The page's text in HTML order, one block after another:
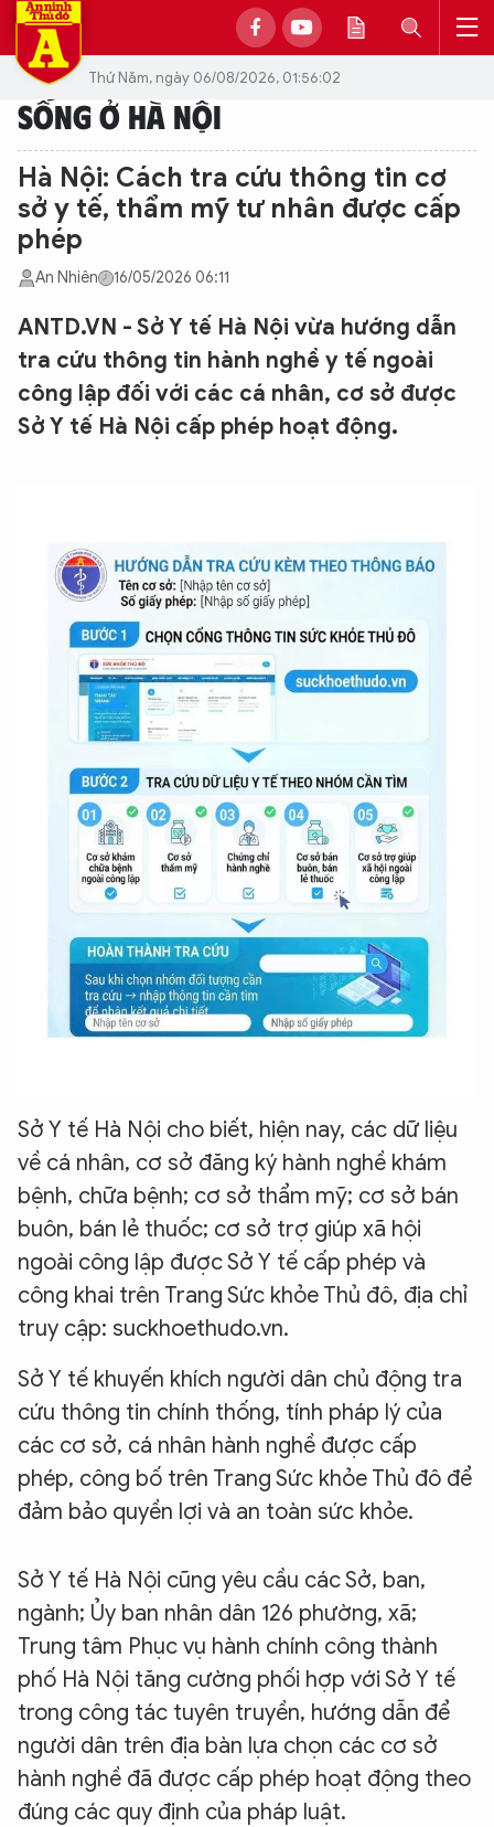
Thứ Năm, ngày 06/08/2026, 01:56:02
SỐNG Ở HÀ NỘI
Hà Nội: Cách tra cứu thông tin cơ
sở y tế, thẩm mỹ tư nhân được cấp
phép
An Nhiên 16/05/2026 06:11
ANTD.VN - Sở Y tế Hà Nội vừa hướng dẫn
tra cứu thông tin hành nghề y tế ngoài
công lập đối với các cá nhân, cơ sở được
Sở Y tế Hà Nội cấp phép hoạt động.
Sở Y tế Hà Nội cho biết, hiện nay, các dữ liệu
về cá nhân, cơ sở đăng ký hành nghề khám
bệnh, chữa bệnh; cơ sở thẩm mỹ; cơ sở bán
buôn, bán lẻ thuốc; cơ sở trợ giúp xã hội
ngoài công lập được Sở Y tế cấp phép và
công khai trên Trang Sức khỏe Thủ đô, địa chỉ
truy cập: suckhoethudo.vn.
Sở Y tế khuyến khích người dân chủ động tra
cứu thông tin chính thống, tính pháp lý của
các cơ sở, cá nhân hành nghề được cấp
phép, công bố trên Trang Sức khỏe Thủ đô để
đảm bảo quyền lợi và an toàn sức khỏe.
Sở Y tế Hà Nội cũng yêu cầu các Sở, ban,
ngành; Ủy ban nhân dân 126 phường, xã;
Trung tâm Phục vụ hành chính công thành
phố Hà Nội tăng cường phối hợp với Sở Y tế
trong công tác tuyên truyền, hướng dẫn để
người dân trên địa bàn lựa chọn các cơ sở
hành nghề đã được cấp phép hoạt động theo
đúng các quy định của pháp luật.